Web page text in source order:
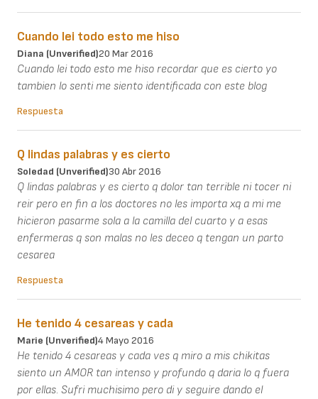
Cuando lei todo esto me hiso
Diana (unverified)20 Mar 2016
Cuando lei todo esto me hiso recordar que es cierto yo
tambien lo senti me siento identificada con este blog
Respuesta
Q lindas palabras y es cierto
Soledad (unverified)30 Abr 2016
Q lindas palabras y es cierto q dolor tan terrible ni tocer ni
reir pero en fin a los doctores no les importa xq a mi me
hicieron pasarme sola a la camilla del cuarto y a esas
enfermeras q son malas no les deceo q tengan un parto
cesarea
Respuesta
He tenido 4 cesareas y cada
Marie (unverified)4 Mayo 2016
He tenido 4 cesareas y cada ves q miro a mis chikitas
siento un AMOR tan intenso y profundo q daria lo q fuera
por ellas. Sufri muchisimo pero di y seguire dando el